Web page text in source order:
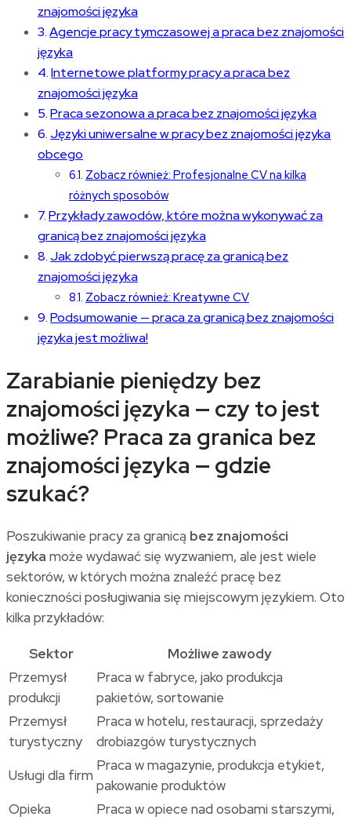
znajomości języka
Agencje pracy tymczasowej a praca bez znajomości
języka
Internetowe platformy pracy a praca bez
znajomości języka
Praca sezonowa a praca bez znajomości języka
Języki uniwersalne w pracy bez znajomości języka
obcego
Zobacz również: Profesjonalne CV na kilka
różnych sposobów
Przykłady zawodów, które można wykonywać za
granicą bez znajomości języka
Jak zdobyć pierwszą pracę za granicą bez
znajomości języka
Zobacz również: Kreatywne CV
Podsumowanie — praca za granicą bez znajomości
języka jest możliwa!
Zarabianie pieniędzy bez
znajomości języka — czy to jest
możliwe? Praca za granica bez
znajomości języka — gdzie
szukać?
Poszukiwanie pracy za granicą bez znajomości
języka może wydawać się wyzwaniem, ale jest wiele
sektorów, w których można znaleźć pracę bez
konieczności posługiwania się miejscowym językiem. Oto
kilka przykładów:
Sektor
Możliwe zawody
Przemysł
produkcji
Praca w fabryce, jako produkcja
pakietów, sortowanie
Przemysł
turystyczny
Praca w hotelu, restauracji, sprzedaży
drobiazgów turystycznych
Usługi dla firm
Praca w magazynie, produkcja etykiet,
pakowanie produktów
Opieka
Praca w opiece nad osobami starszymi,